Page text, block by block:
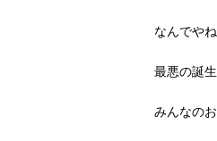
なんでや
最悪の誕
みんなの